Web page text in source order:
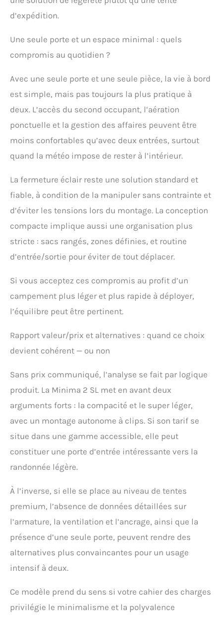
d’expédition.
Une seule porte et un espace minimal : quels
compromis au quotidien ?
Avec une seule porte et une seule pièce, la vie à bord
est simple, mais pas toujours la plus pratique à
deux. L’accès du second occupant, l’aération
ponctuelle et la gestion des affaires peuvent être
moins confortables qu’avec deux entrées, surtout
quand la météo impose de rester à l’intérieur.
La fermeture éclair reste une solution standard et
fiable, à condition de la manipuler sans contrainte et
d’éviter les tensions lors du montage. La conception
compacte implique aussi une organisation plus
stricte : sacs rangés, zones définies, et routine
d’entrée/sortie pour éviter de tout déplacer.
Si vous acceptez ces compromis au profit d’un
campement plus léger et plus rapide à déployer,
l’équilibre peut être pertinent.
Rapport valeur/prix et alternatives : quand ce choix
devient cohérent — ou non
Sans prix communiqué, l’analyse se fait par logique
produit. La Minima 2 SL met en avant deux
arguments forts : la compacité et le super léger,
avec un montage autonome à clips. Si son tarif se
situe dans une gamme accessible, elle peut
constituer une porte d’entrée intéressante vers la
randonnée légère.
À l’inverse, si elle se place au niveau de tentes
premium, l’absence de données détaillées sur
l’armature, la ventilation et l’ancrage, ainsi que la
présence d’une seule porte, peuvent rendre des
alternatives plus convaincantes pour un usage
intensif à deux.
Ce modèle prend du sens si votre cahier des charges
privilégie le minimalisme et la polyvalence